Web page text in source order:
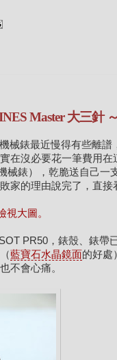
Master 大三針
械錶最近慢得有些離譜
在沒必要花一筆費用在
械錶），乾脆送自己一
家的理由說完了，直接
視大圖。
PR50，錶殼、錶帶
藍寶石水晶鏡面的好處
不會心痛。